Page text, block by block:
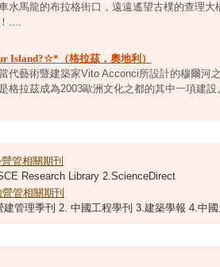
水馬龍的布拉格街口，遠遠遙望古樸的查理
....
Island?☆*（格拉茲，奧地利）
代藝術暨建築家Vito Acconci所設計的穆爾河
格拉茲成為2003歐洲文化之都的其中一項建設
營管相關期刊
Research Library 2.ScienceDirect
營管相關期刊
建管理季刊 2. 中國工程學刊 3.建築學報 4.中